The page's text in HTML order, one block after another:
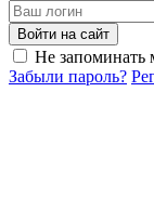
Войти на сайт
Не запоминать
Забыли пароль?